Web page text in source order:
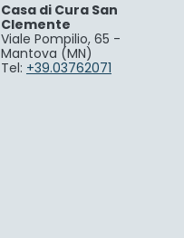
Casa di Cura San
Clemente
Viale Pompilio, 65 -
Mantova (MN)
Tel: +39.03762071